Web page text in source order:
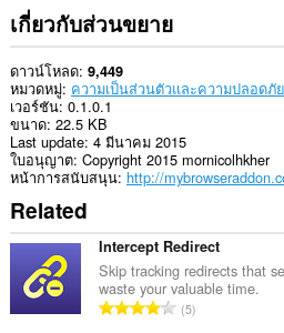
กิจกรรม
การ
ท่อง
เว็บ
ของ
คุณ
เกี่ยวกับส่วนขยาย
ดาวน์โหลด 9,449
หมวดหมู่ ความเป็นส่วนตัวและความปลอดภัย
เวอร์ชัน 0.1.0.1
ขนาด 22.5 KB
Last update 4 มีนาคม 2015
ใบอนุญาต Copyright 2015 mornicolhkher
หน้าการสนับสนุน http://
Related
Intercept Redirect
Skip tracking redirects that
waste your valuable time.
จำ
5